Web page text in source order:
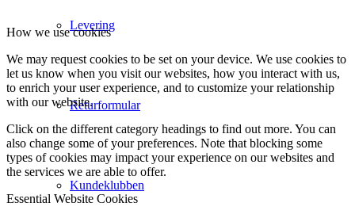
Levering
Returformular
Kundeklubben
How we use cookies
We may request cookies to be set on your device. We use cookies to
let us know when you visit our websites, how you interact with us,
to enrich your user experience, and to customize your relationship
with our website.
Click on the different category headings to find out more. You can
also change some of your preferences. Note that blocking some
types of cookies may impact your experience on our websites and
the services we are able to offer.
Essential Website Cookies